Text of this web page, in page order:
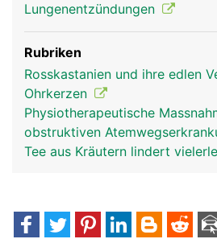
Lungenentzündungen
Rubriken
Rosskastanien und ihre edlen
Ohrkerzen
Physiotherapeutische
obstruktiven
Tee aus Kräutern lindert